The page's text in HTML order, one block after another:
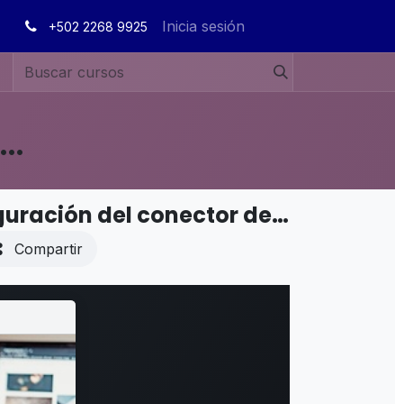
+502 2268 9925 Inicia sesión
MANUALES DE USUARIO EN ESPAÑOL ODOO 19
VENTAS - Conector de Shopee - Configuración del conector de Shopee
Compartir